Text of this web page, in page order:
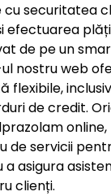
securitatea
efectuarea
de pe un
nostru web
flexibile,
de credit.
online,
de servicii
asigura
clienți.